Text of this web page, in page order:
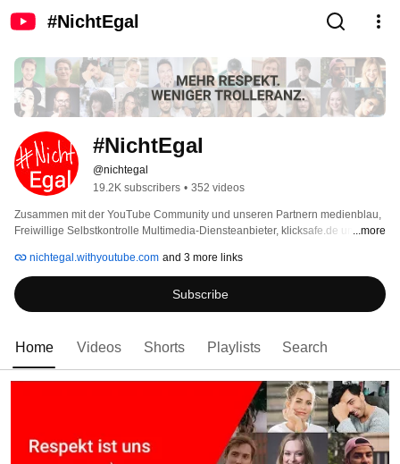
#NichtEgal
#NichtEgal
@nichtegal
19.2K subscribers • 352 videos
Zusammen mit der YouTube Community und unseren Partnern medienblau,
Freiwillige Selbstkontrolle Multimedia-Diensteanbieter, klicksafe.de und
und toleranten Stimmen verstärken und gemeinsam mit dir zeigen, dass
Respekt und Toleranz im Netz #NichtEgal sind. Weitere Informationen:
yt.be/nichtegal
...more
nichtegal.withyoutube.com and 3 more links
Subscribe
Home Videos Shorts Playlists Search